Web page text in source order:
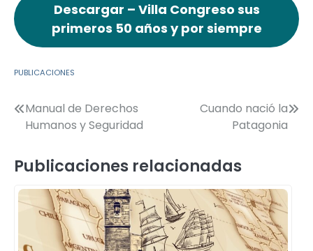
Descargar – Villa Congreso sus
primeros 50 años y por siempre
PUBLICACIONES
Navegación
entradas
Manual de Derechos
Humanos y Seguridad
Cuando nació la
Patagonia
Publicaciones relacionadas